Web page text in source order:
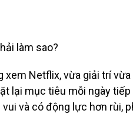
làm sao?
Netflix, vừa giải trí
lại mục tiêu mỗi ngày
và có động lực hơn rùi,